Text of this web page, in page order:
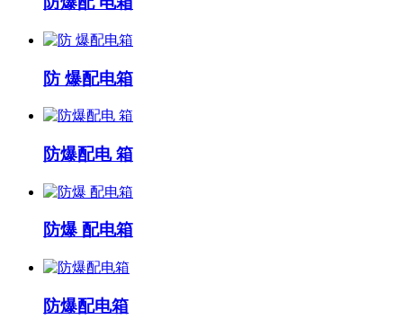
防 爆配电箱
防爆配电 箱
防爆 配电箱
防爆配电箱